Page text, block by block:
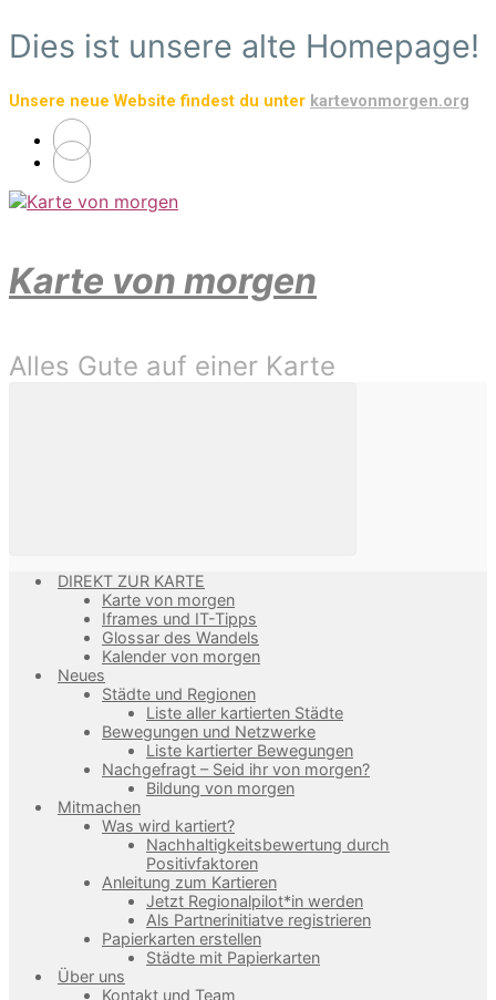
Zum
Hauptinhalt
Dies ist unsere alte Homepage!
Unsere neue Website findest du unter kartevonmorgen.org
Karte von morgen
Alles Gute auf einer Karte
DIREKT ZUR KARTE
Karte von morgen
Iframes und IT-Tipps
Glossar des Wandels
Kalender von morgen
Neues
Städte und Regionen
Liste aller kartierten Städte
Bewegungen und Netzwerke
Liste kartierter Bewegungen
Nachgefragt – Seid ihr von morgen?
Bildung von morgen
Mitmachen
Was wird kartiert?
Nachhaltigkeitsbewertung durch
Positivfaktoren
Anleitung zum Kartieren
Jetzt Regionalpilot*in werden
Als Partnerinitiatve registrieren
Papierkarten erstellen
Städte mit Papierkarten
Über uns
Kontakt und Team